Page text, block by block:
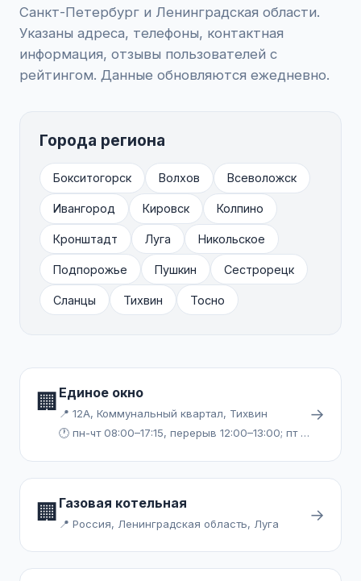
Санкт-Петербург и Ленинградская области.
Указаны адреса, телефоны, контактная
информация, отзывы пользователей с
рейтингом. Данные обновляются ежедневно.
Города региона
Бокситогорск Волхов Всеволожск
Ивангород Кировск Колпино
Кронштадт Луга Никольское
Подпорожье Пушкин Сестрорецк
Сланцы Тихвин Тосно
🏢 Единое окно
📍 12А, Коммунальный квартал, Тихвин
🕐 пн-чт 08:00–17:15, перерыв 12:00–13:00; пт 08:00–16:00, перерыв 12:00–13:00
→
🏢 Газовая котельная
📍 Россия, Ленинградская область, Луга →